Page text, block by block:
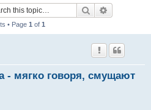
Search
• Page 1 of 1
- мягко говоря, смущают